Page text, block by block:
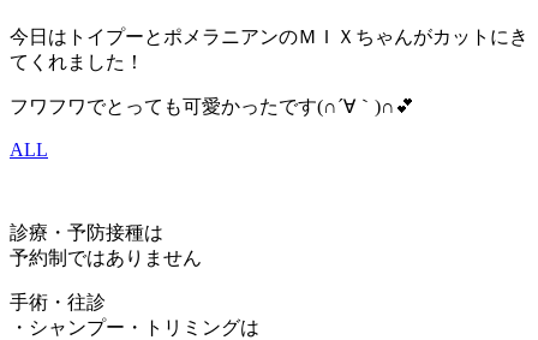
今日はトイプーとポメラニアンのＭＩＸちゃんがカットにき
てくれました！
フワフワでとっても可愛かったです(∩´∀｀)∩💕
ALL
診療・予防接種は
予約制ではありません
手術・往診
・シャンプー・トリミングは